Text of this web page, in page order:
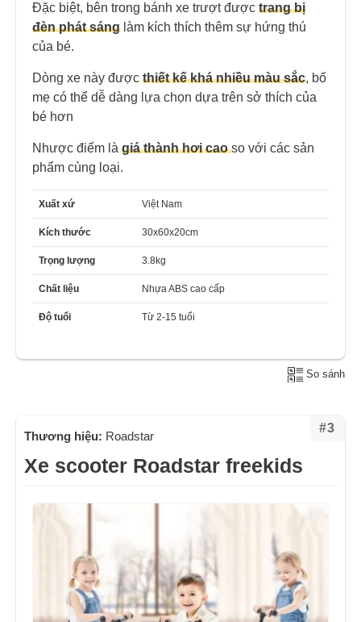
Đặc biệt, bên trong bánh xe trượt được trang bị
đèn phát sáng làm kích thích thêm sự hứng thú
của bé.
Dòng xe này được thiết kế khá nhiều màu sắc, bố
mẹ có thể dễ dàng lựa chọn dựa trên sở thích của
bé hơn
Nhược điểm là giá thành hơi cao so với các sản
phẩm cùng loại.
Xuất xứ Việt Nam
Kích thước 30x60x20cm
Trọng lượng 3.8kg
Chất liệu Nhựa ABS cao cấp
Độ tuổi Từ 2-15 tuổi
So sánh
#3
Thương hiệu: Roadstar
Xe scooter Roadstar freekids